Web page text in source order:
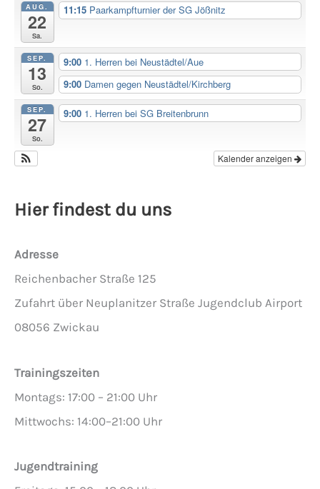
AUG.
22
Sa.
11:15 Paarkampfturnier der SG Jößnitz
SEP.
13
So.
9:00 1. Herren bei Neustädtel/Aue
9:00 Damen gegen Neustädtel/Kirchberg
SEP.
27
So.
9:00 1. Herren bei SG Breitenbrunn
Kalender anzeigen
Hier findest du uns
Adresse
Reichenbacher Straße 125
Zufahrt über Neuplanitzer Straße Jugendclub Airport
08056 Zwickau
Trainingszeiten
Montags: 17:00 – 21:00 Uhr
Mittwochs: 14:00–21:00 Uhr
Jugendtraining